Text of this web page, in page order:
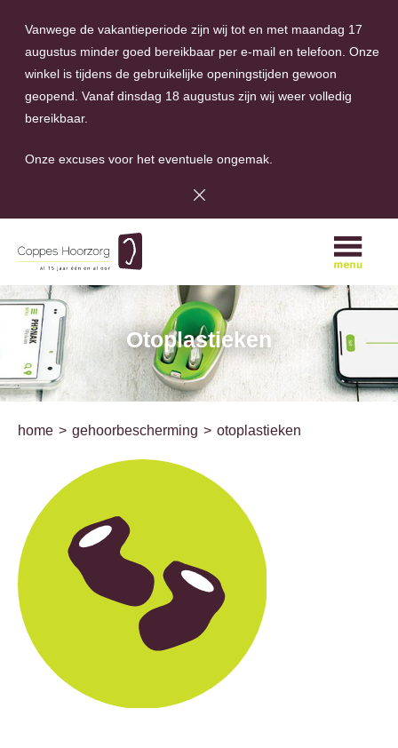
A
Otoplastieken
home gehoorbescherming otoplastieken
Vanwege de vakantieperiode zijn wij tot en met maandag 17
augustus minder goed bereikbaar per e-mail en telefoon. Onze
winkel is tijdens de gebruikelijke openingstijden gewoon
geopend. Vanaf dinsdag 18 augustus zijn wij weer volledig
bereikbaar.
Onze excuses voor het eventuele ongemak.